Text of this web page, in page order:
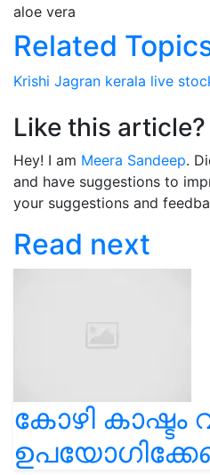
aloe vera
Related
Krishi Jagran kerala live
Like this article?
Hey! I am Meera Sandeep.
and have suggestions to
your suggestions and
Read next
കോഴി കാഷ്ടം